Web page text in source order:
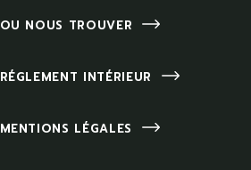
OU NOUS TROUVER
RÉGLEMENT INTÉRIEUR
MENTIONS LÉGALES